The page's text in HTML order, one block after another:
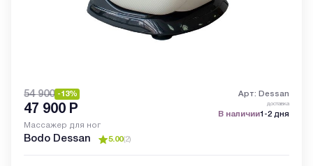
54 900 -13% Арт: Dessan
47 900 Р доставка
В наличии1-2 дня
Массажер для ног
Bodo Dessan 5.00(2)